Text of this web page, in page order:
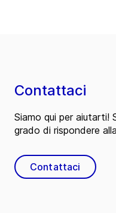
Contattaci
Siamo qui per aiutarti!
grado di rispondere
Contattaci